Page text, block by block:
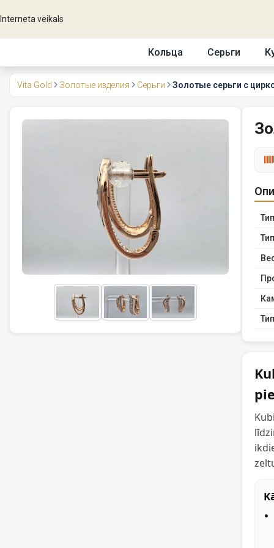
Interneta veikals
Кольца Серьги
Vita Gold Золотые изделия Серьги Золотые серьги с